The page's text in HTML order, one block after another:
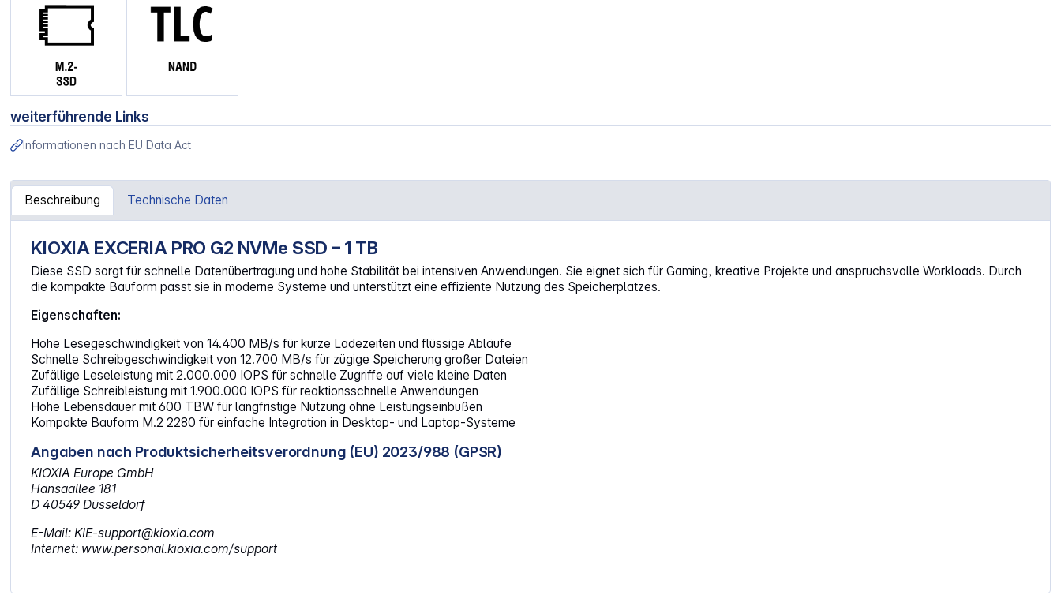
weiterführende Links
Informationen nach EU Data Act
Beschreibung Technische Daten
Artikelinformationen "KIOXIA EXCERIA PRO G2 1TB M.2 2280 PCIe 5.0 LVE10Z1T02G8"
KIOXIA EXCERIA PRO G2 NVMe SSD – 1 TB
Diese SSD sorgt für schnelle Datenübertragung und hohe Stabilität bei intensiven Anwendungen. Sie eignet sich für Gaming, kreative Projekte und anspruchsvolle Workloads. Durch
die kompakte Bauform passt sie in moderne Systeme und unterstützt eine effiziente Nutzung des Speicherplatzes.
Eigenschaften:
Hohe Lesegeschwindigkeit von 14.400 MB/s für kurze Ladezeiten und flüssige Abläufe
Schnelle Schreibgeschwindigkeit von 12.700 MB/s für zügige Speicherung großer Dateien
Zufällige Leseleistung mit 2.000.000 IOPS für schnelle Zugriffe auf viele kleine Daten
Zufällige Schreibleistung mit 1.900.000 IOPS für reaktionsschnelle Anwendungen
Hohe Lebensdauer mit 600 TBW für langfristige Nutzung ohne Leistungseinbußen
Kompakte Bauform M.2 2280 für einfache Integration in Desktop- und Laptop-Systeme
Angaben nach Produktsicherheitsverordnung (EU) 2023/988 (GPSR)
KIOXIA Europe GmbH
Hansaallee 181
D 40549 Düsseldorf
E-Mail: KIE-support@kioxia.com
Internet: www.personal.kioxia.com/support